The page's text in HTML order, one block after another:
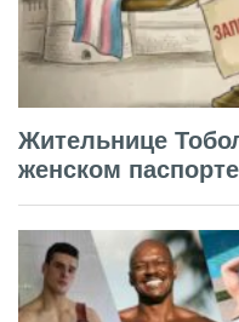
Жительнице
женском